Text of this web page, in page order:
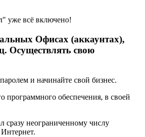
уже всё включено!
Офисах (аккаунтах),
Осуществлять свою
и начинайте свой бизнес.
программного обеспечения, в своей
сразу неограниченному числу